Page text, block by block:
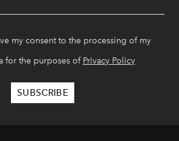
my consent to the processing of my
for the purposes of Privacy Policy